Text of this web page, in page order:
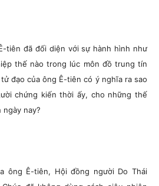
tiên đã đối diện với sự hành hình như
thế nào trong lúc môn đồ trung tín
đạo của ông Ê-tiên có ý nghĩa ra sao
chứng kiến thời ấy, cho những thế
nay?
ông Ê-tiên, Hội đồng người Do Thái